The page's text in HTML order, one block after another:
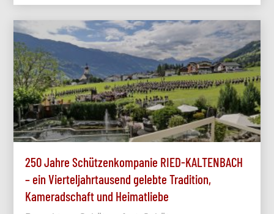
250 Jahre Schützenkompanie RIED-KALTENBACH
– ein Vierteljahrtausend gelebte Tradition,
Kameradschaft und Heimatliebe